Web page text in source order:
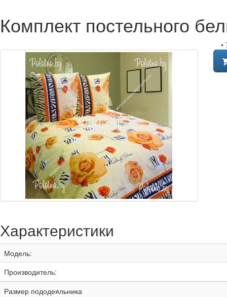
Комплект постельного
•
Характеристики
Модель:
Производитель:
Размер пододеяльника